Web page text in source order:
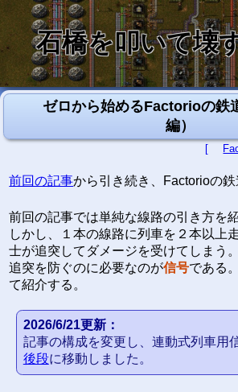
石橋を叩いて壊
ゼロから始めるFactorioの鉄
編）
[
前回の記事から引き続き、Factorioの鉄
前回の記事では単純な線路の引き方を
しかし、１本の線路に列車を２本以上
士が追突してダメージを受けてしまう。
追突を防ぐのに必要なのが信号である
て紹介する。
2026/6/21更新：
記事の構成を変更し、連動式列車用
後段に移動しました。